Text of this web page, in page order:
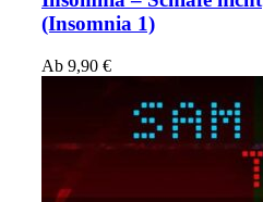
(Insomnia 1)
Ab 9,90 €